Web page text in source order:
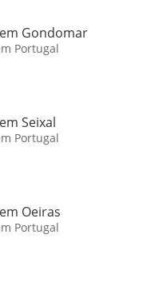
Gondomar
Portugal
Seixal
Portugal
Oeiras
Portugal